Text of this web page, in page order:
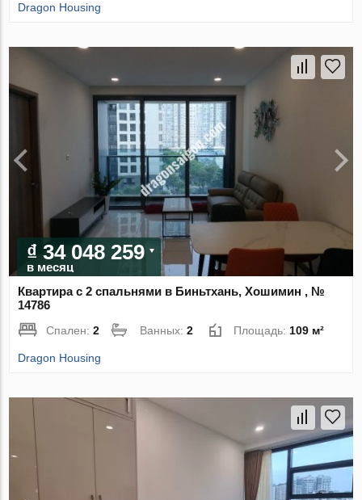
Dragon Housing
₫ 34 048 259
в месяц
Квартира с 2 спальнями в Биньтхань, Хошимин , №
14786
Спален:2 Ванных:2 Площадь: 109 м²
Dragon Housing